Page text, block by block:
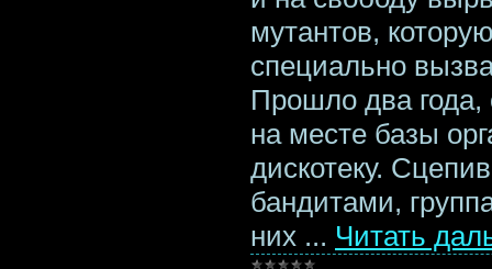
мутантов,
специально
Прошло два
на месте базы
дискотеку.
бандитами,
них ... Читать